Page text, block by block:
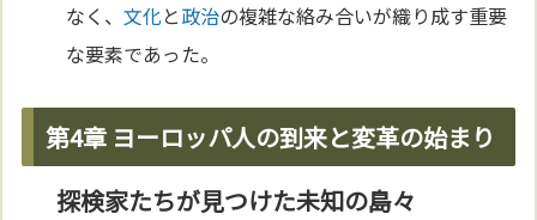
なく、文化と政治の複雑な絡み合いが織り成す重要
な要素であった。
第4章 ヨーロッパ人の到来と変革の始まり
探検家たちが見つけた未知の島々